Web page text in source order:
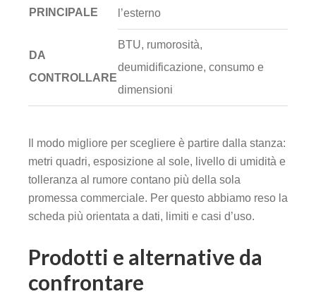
PRINCIPALE
l’esterno
DA
CONTROLLARE
BTU, rumorosità,
deumidificazione, consumo e
dimensioni
Il modo migliore per scegliere è partire dalla stanza:
metri quadri, esposizione al sole, livello di umidità e
tolleranza al rumore contano più della sola
promessa commerciale. Per questo abbiamo reso la
scheda più orientata a dati, limiti e casi d’uso.
Prodotti e alternative da
confrontare